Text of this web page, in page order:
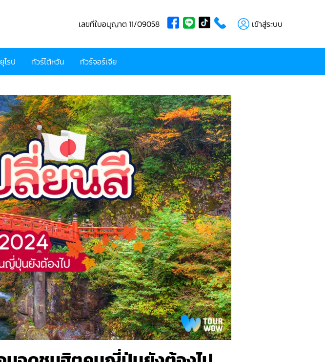
เลขที่ใบอนุญาต 11/09058 เข้าสู่ระบบ
โรป ทัวร์ไต้หวัน ทัวร์จอร์เจีย